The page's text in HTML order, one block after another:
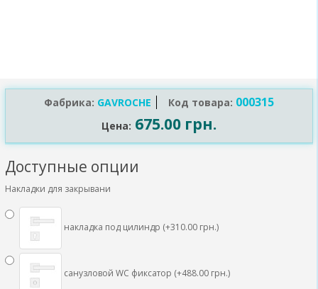
Фабрика: GAVROCHE Код товара: 000315
Цена: 675.00 грн.
Доступные опции
Накладки для закрывани
накладка под цилиндр (+310.00 грн.)
санузловой WC фиксатор (+488.00 грн.)